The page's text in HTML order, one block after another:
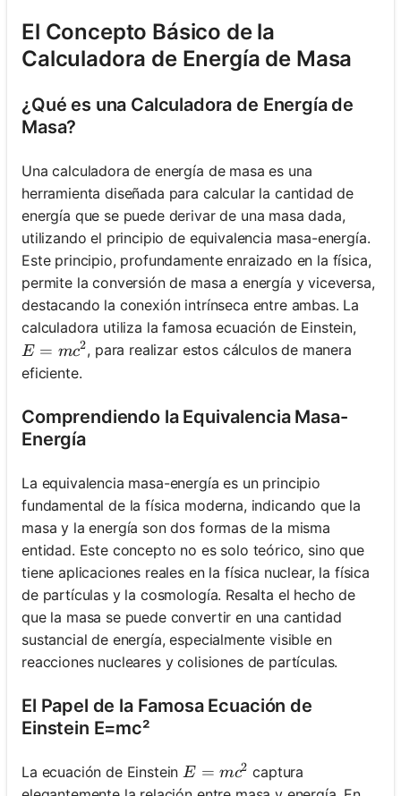
El Concepto Básico de la
Calculadora de Energía de Masa
¿Qué es una Calculadora de Energía de
Masa?
Una calculadora de energía de masa es una
herramienta diseñada para calcular la cantidad de
energía que se puede derivar de una masa dada,
utilizando el principio de equivalencia masa-energía.
Este principio, profundamente enraizado en la física,
permite la conversión de masa a energía y viceversa,
destacando la conexión intrínseca entre ambas. La
calculadora utiliza la famosa ecuación de Einstein,
E=mc^2
E = mc2, para realizar estos cálculos de manera
eficiente.
Comprendiendo la Equivalencia Masa-
Energía
La equivalencia masa-energía es un principio
fundamental de la física moderna, indicando que la
masa y la energía son dos formas de la misma
entidad. Este concepto no es solo teórico, sino que
tiene aplicaciones reales en la física nuclear, la física
de partículas y la cosmología. Resalta el hecho de
que la masa se puede convertir en una cantidad
sustancial de energía, especialmente visible en
reacciones nucleares y colisiones de partículas.
El Papel de la Famosa Ecuación de
Einstein E=mc²
La ecuación de Einstein E=mc^2
E = mc2 captura